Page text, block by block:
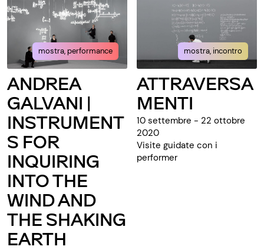
mostra, performance
ANDREA
GALVANI |
INSTRUMENT
S FOR
INQUIRING
INTO THE
WIND AND
THE SHAKING
EARTH
mostra, incontro
ATTRAVERSA
MENTI
10 settembre - 22 ottobre
2020
Visite guidate con i
performer